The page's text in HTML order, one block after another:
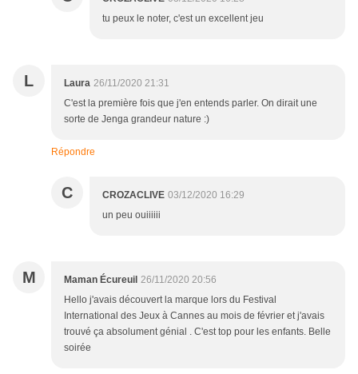
tu peux le noter, c'est un excellent jeu
L Laura 26/11/2020 21:31
C'est la première fois que j'en entends parler. On dirait une
sorte de Jenga grandeur nature :)
Répondre
C CROZACLIVE 03/12/2020 16:29
un peu ouiiiiii
M Maman Écureuil 26/11/2020 20:56
Hello j'avais découvert la marque lors du Festival
International des Jeux à Cannes au mois de février et j'avais
trouvé ça absolument génial . C'est top pour les enfants. Belle
soirée